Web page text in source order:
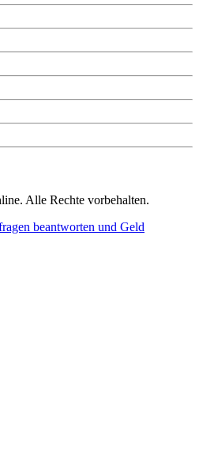
Alle Rechte vorbehalten.